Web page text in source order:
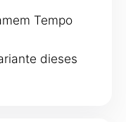
Tempo
dieses